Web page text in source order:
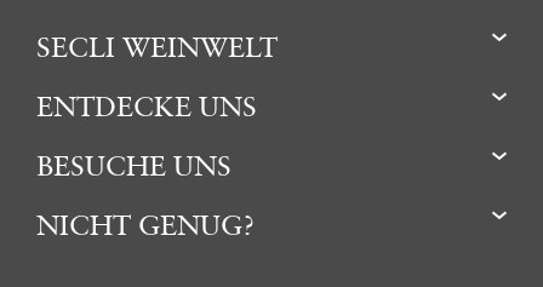
SECLI WEINWELT
ENTDECKE UNS
BESUCHE UNS
NICHT GENUG?